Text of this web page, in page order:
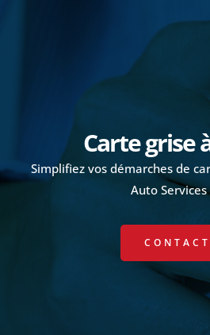
Carte grise
Simplifiez vos démarches de
Auto Services
CONTACT